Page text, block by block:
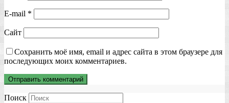
E-mail *
Сайт
Сохранить моё имя, email и адрес сайта в этом браузере для
последующих моих комментариев.
Поиск